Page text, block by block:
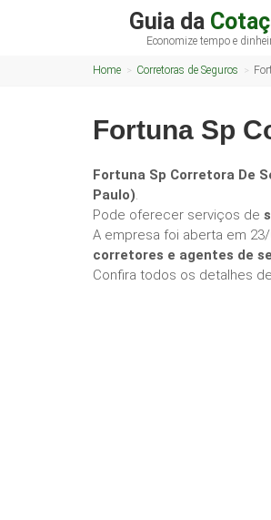
Guia da
Economize tempo e
Home Corretoras de Seguros
Fortuna Sp
Fortuna Sp Corretora De
Paulo).
Pode oferecer serviços de
A empresa foi aberta em
corretores e agentes de
Confira todos os detalhes